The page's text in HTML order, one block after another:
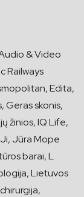
& Video
Railways
Edita,
Geras skonis,
žinios, IQ Life,
Jūra Mope
barai, L
Lietuvos